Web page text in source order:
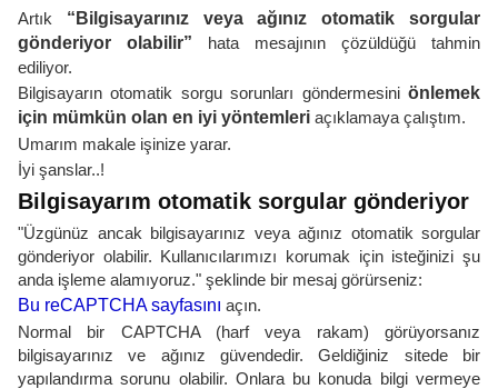
Artık “Bilgisayarınız veya ağınız otomatik sorgular
gönderiyor olabilir” hata mesajının çözüldüğü tahmin
ediliyor.
Bilgisayarın otomatik sorgu sorunları göndermesini önlemek
için mümkün olan en iyi yöntemleri açıklamaya çalıştım.
Umarım makale işinize yarar.
İyi şanslar..!
Bilgisayarım otomatik sorgular gönderiyor
"Üzgünüz ancak bilgisayarınız veya ağınız otomatik sorgular
gönderiyor olabilir. Kullanıcılarımızı korumak için isteğinizi şu
anda işleme alamıyoruz." şeklinde bir mesaj görürseniz:
Bu reCAPTCHA sayfasını açın.
Normal bir CAPTCHA (harf veya rakam) görüyorsanız
bilgisayarınız ve ağınız güvendedir. Geldiğiniz sitede bir
yapılandırma sorunu olabilir. Onlara bu konuda bilgi vermeye